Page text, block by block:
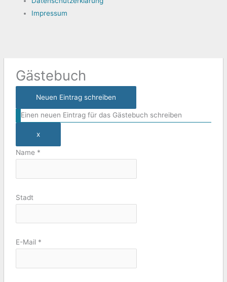
Impressum
Gästebuch
Einen neuen Eintrag für das Gästebuch schreiben
x
Name *
Stadt
E-Mail *